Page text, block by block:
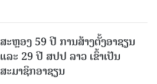
ສະຫຼອງ 59 ປີ ການສ້າງຕັ້ງອາຊຽນ
ແລະ 29 ປີ ສປປ ລາວ ເຂົ້າເປັນ
ສະມາຊິກອາຊຽນ